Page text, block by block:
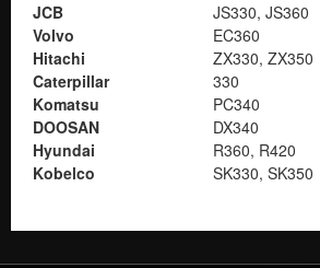
JCB
JS330, JS360
Volvo
EC360
Hitachi
ZX330, ZX350
Caterpillar
330
Komatsu
PC340
DOOSAN
DX340
Hyundai
R360, R420
Kobelco
SK330, SK350